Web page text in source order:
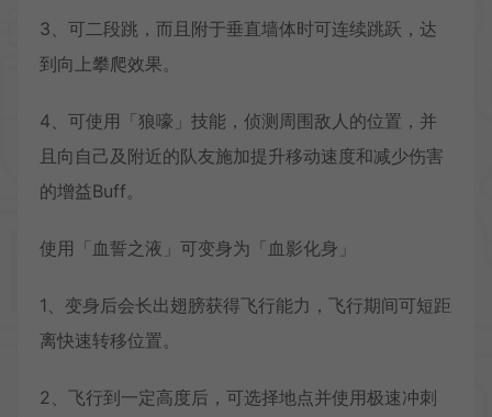
3、可二段跳，而且附于垂直墙体时可连续跳跃，达
到向上攀爬效果。
4、可使用「狼嚎」技能，侦测周围敌人的位置，并
且向自己及附近的队友施加提升移动速度和减少伤害
的增益Buff。
使用「血誓之液」可变身为「血影化身」
1、变身后会长出翅膀获得飞行能力，飞行期间可短距
离快速转移位置。
2、飞行到一定高度后，可选择地点并使用极速冲刺